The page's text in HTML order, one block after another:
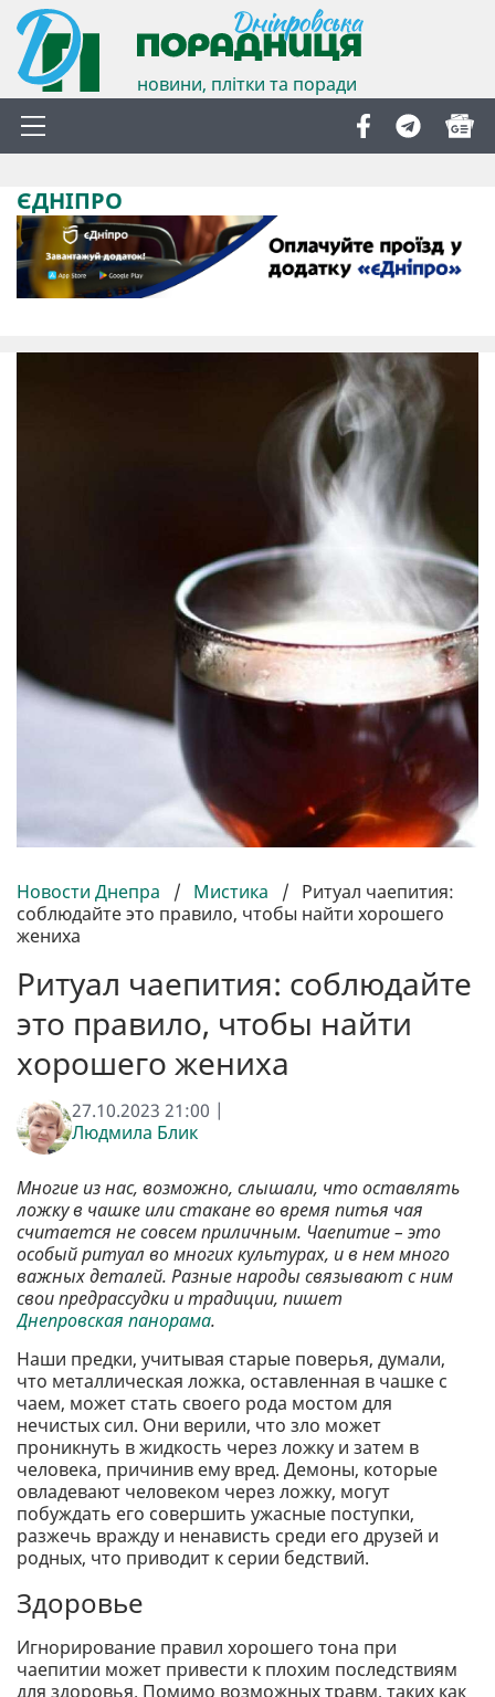
новини, плітки та поради
ЄДНІПРО
Новости Днепра / Мистика / Ритуал чаепития:
соблюдайте это правило, чтобы найти хорошего
жениха
Ритуал чаепития: соблюдайте
это правило, чтобы найти
хорошего жениха
27.10.2023 21:00 |
Людмила Блик
Многие из нас, возможно, слышали, что оставлять
ложку в чашке или стакане во время питья чая
считается не совсем приличным. Чаепитие – это
особый ритуал во многих культурах, и в нем много
важных деталей. Разные народы связывают с ним
свои предрассудки и традиции, пишет
Днепровская панорама.
Наши предки, учитывая старые поверья, думали,
что металлическая ложка, оставленная в чашке с
чаем, может стать своего рода мостом для
нечистых сил. Они верили, что зло может
проникнуть в жидкость через ложку и затем в
человека, причинив ему вред. Демоны, которые
овладевают человеком через ложку, могут
побуждать его совершить ужасные поступки,
разжечь вражду и ненависть среди его друзей и
родных, что приводит к серии бедствий.
Здоровье
Игнорирование правил хорошего тона при
чаепитии может привести к плохим последствиям
для здоровья. Помимо возможных травм, таких как